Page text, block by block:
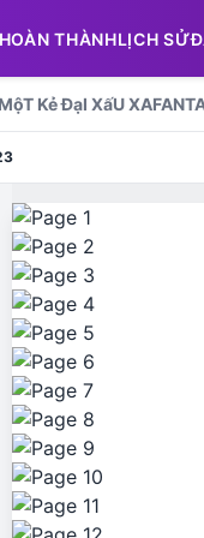
HOÀN THÀNHLỊCH SỬ
Kẻ ĐạI XấU XA